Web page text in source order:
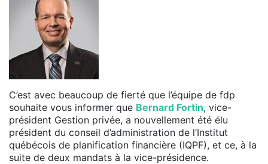
C’est avec beaucoup de fierté que l’équipe de fdp
souhaite vous informer que Bernard Fortin, vice-
président Gestion privée, a nouvellement été élu
président du conseil d’administration de l’Institut
québécois de planification financière (IQPF), et ce, à la
suite de deux mandats à la vice-présidence.